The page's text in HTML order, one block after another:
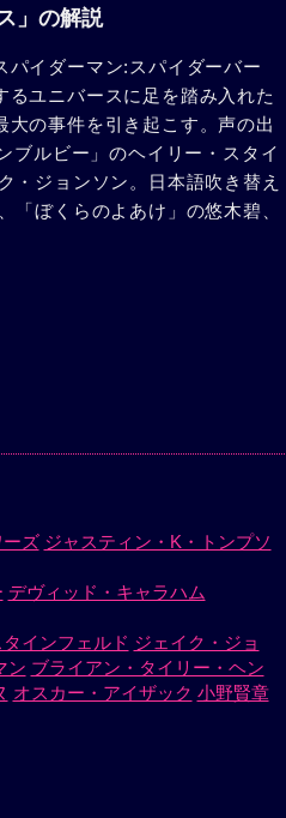
」の解説
パイダーマン:スパイダーバー
ユニバースに足を踏み入れた
の事件を引き起こす。声の出
ブルビー」のヘイリー・スタイ
・ジョンソン。日本語吹き替え
「ぼくらのよあけ」の悠木碧、
ズ ジャスティン・K・トンプソ
デヴィッド・キャラハム
インフェルド ジェイク・ジョ
ン ブライアン・タイリー・ヘン
オスカー・アイザック 小野賢章